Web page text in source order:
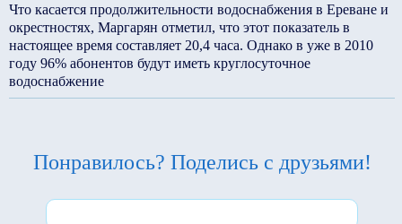
Что касается продолжительности водоснабжения в Ереване и
окрестностях, Маргарян отметил, что этот показатель в
настоящее время составляет 20,4 часа. Однако в уже в 2010
году 96% абонентов будут иметь круглосуточное
водоснабжение
Понравилось? Поделись с друзьями!